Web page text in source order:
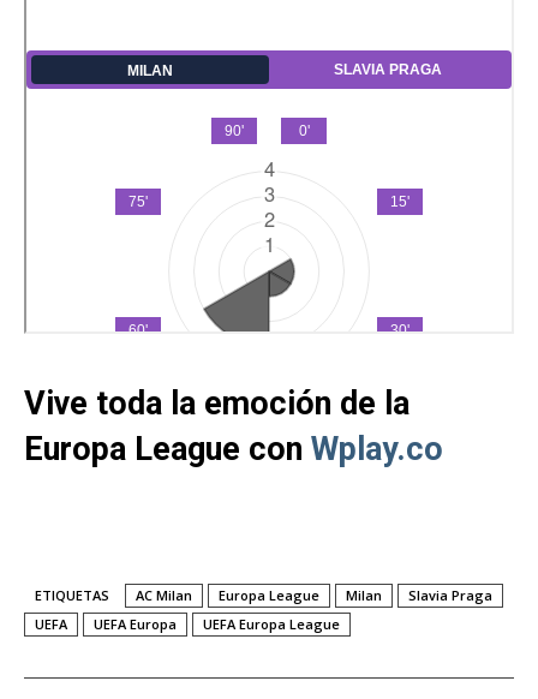
Vive toda la emoción de la
Europa League con Wplay.co
ETIQUETAS AC Milan Europa League Milan
Slavia Praga
UEFA
UEFA Europa UEFA Europa League